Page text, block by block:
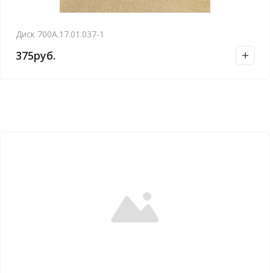
Диск 700А.17.01.037-1
375руб.